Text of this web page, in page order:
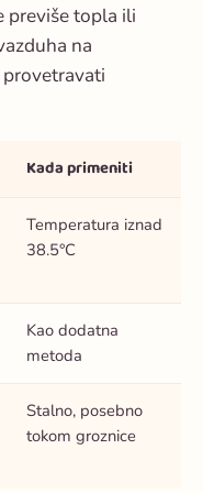
previše topla ili
na
Kada primeniti
Temperatura iznad
38.5°C
Kao dodatna
metoda
Stalno, posebno
tokom groznice